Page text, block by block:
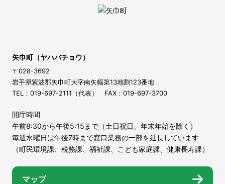
矢巾町（ヤハバチョウ）
〒028-3692
岩手県紫波郡矢巾町大字南矢幅第13地割123番地
TEL：019-697-2111（代表） FAX：019-697-3700
開庁時間
午前8:30から午後5:15まで（土日祝日、年末年始を除く）
毎週水曜日は午後7時まで窓口業務の一部を延長しています
（町民環境課、税務課、福祉課、こども家庭課、健康長寿課）
マップ